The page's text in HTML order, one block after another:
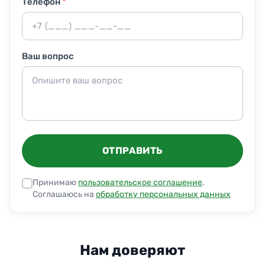
Ваш вопрос
ОТПРАВИТЬ
Принимаю пользовательское соглашение.
Соглашаюсь на обработку персональных данных
Нам доверяют